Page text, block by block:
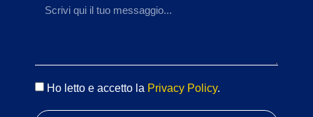
Ho letto e accetto la Privacy Policy.